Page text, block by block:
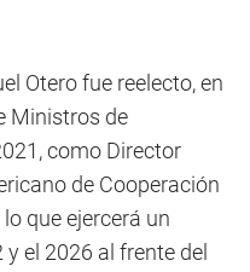
Otero fue reelecto, en
Ministros de
como Director
de Cooperación
que ejercerá un
el 2026 al frente del